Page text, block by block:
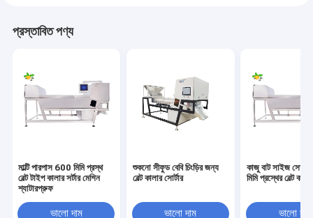
প্রস্তাবিত পণ্য
মাল্টি পারপাস 600 মিমি প্রস্থ
বেল্ট টাইপ কালার সর্টার মেশিন
শ্যাটারপ্রুফ
ভালো দাম
শুকনো সীফুড বেবি চিংড়ির জন্য
বেল্ট কালার সোর্টার
ভালো দাম
কাজু বাট সাইজ
মিমি প্রস্থের বেল্ট
ভালো দাম